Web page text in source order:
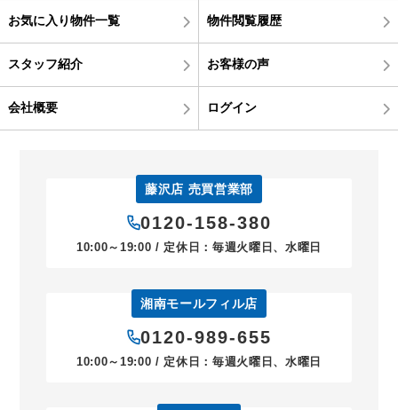
お気に入り物件一覧 物件閲覧履歴
スタッフ紹介 お客様の声
会社概要 ログイン
藤沢店 売買営業部
0120-158-380
10:00～19:00 / 定休日：毎週火曜日、水曜日
湘南モールフィル店
0120-989-655
10:00～19:00 / 定休日：毎週火曜日、水曜日